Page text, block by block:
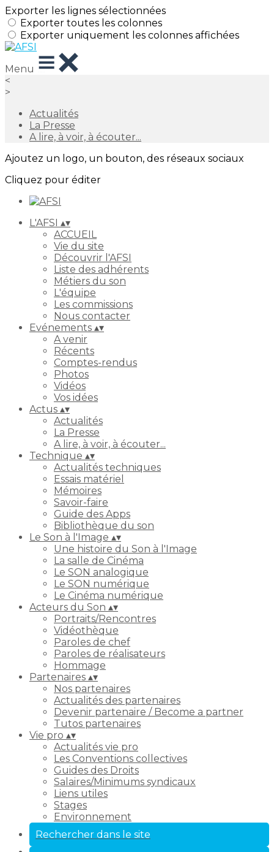
Exporter les lignes sélectionnées
Exporter toutes les colonnes
Exporter uniquement les colonnes affichées
Menu
<
>
Actualités
La Presse
A lire, à voir, à écouter...
Ajoutez un logo, un bouton, des réseaux sociaux
Cliquez pour éditer
L'AFSI ▴▾
ACCUEIL
Vie du site
Découvrir l'AFSI
Liste des adhérents
Métiers du son
L'équipe
Les commissions
Nous contacter
Evénements ▴▾
A venir
Récents
Comptes-rendus
Photos
Vidéos
Vos idées
Actus ▴▾
Actualités
La Presse
A lire, à voir, à écouter...
Technique ▴▾
Actualités techniques
Essais matériel
Mémoires
Savoir-faire
Guide des Apps
Bibliothèque du son
Le Son à l'Image ▴▾
Une histoire du Son à l'Image
La salle de Cinéma
Le SON analogique
Le SON numérique
Le Cinéma numérique
Acteurs du Son ▴▾
Portraits/Rencontres
Vidéothèque
Paroles de chef
Paroles de réalisateurs
Hommage
Partenaires ▴▾
Nos partenaires
Actualités des partenaires
Devenir partenaire / Become a partner
Tutos partenaires
Vie pro ▴▾
Actualités vie pro
Les Conventions collectives
Guides des Droits
Salaires/Minimums syndicaux
Liens utiles
Stages
Environnement
Rechercher dans le site